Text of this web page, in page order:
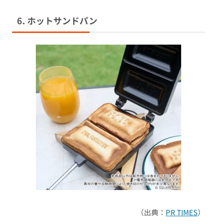
6. ホットサンドパン
（出典： PR TIMES）